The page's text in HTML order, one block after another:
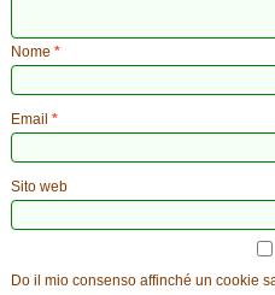
Nome*
Email*
Sito web
Do il mio consenso affinché un cookie